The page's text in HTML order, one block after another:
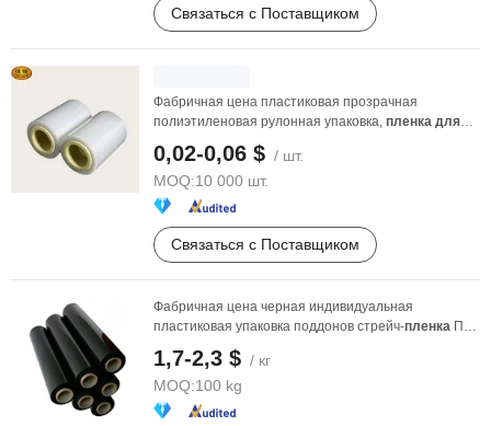
Связаться с Поставщиком
Фабричная цена пластиковая прозрачная
полиэтиленовая рулонная упаковка, пленка для
пленка
0,02-0,06 $ / шт.
MOQ:10 000 шт.
Связаться с Поставщиком
Фабричная цена черная индивидуальная
пластиковая упаковка поддонов стрейч-пленка ПЭ
1,7-2,3 $ / кг
MOQ:100 kg